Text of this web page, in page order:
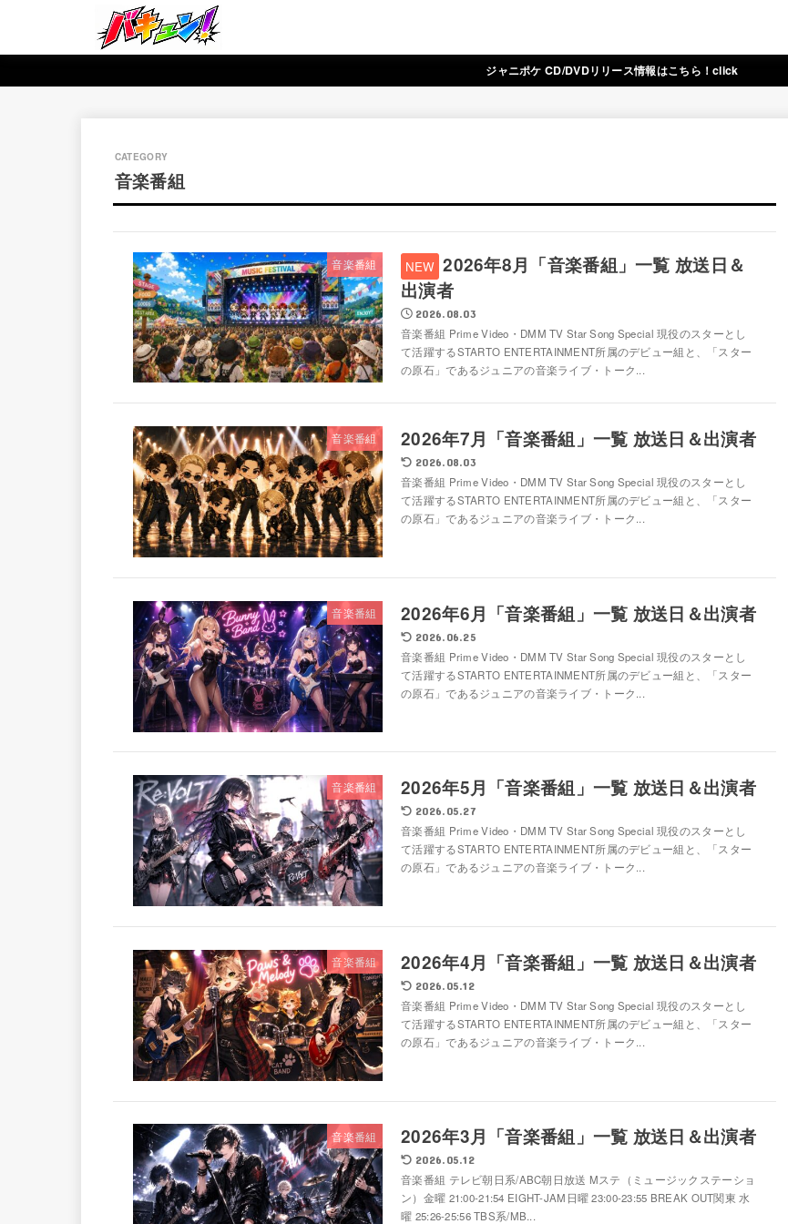
ジャニポケ CD/DVDリリース情報はこちら！click
音楽番組
音楽番組
2026年8月「音楽番組」一覧 放送日＆
出演者
2026.08.03
音楽番組 Prime Video・DMM TV Star Song Special 現役のスターとし
て活躍するSTARTO ENTERTAINMENT所属のデビュー組と、「スター
の原石」であるジュニアの音楽ライブ・トーク...
音楽番組 2026年7月「音楽番組」一覧 放送日＆出演者
2026.08.03
音楽番組 Prime Video・DMM TV Star Song Special 現役のスターとし
て活躍するSTARTO ENTERTAINMENT所属のデビュー組と、「スター
の原石」であるジュニアの音楽ライブ・トーク...
音楽番組 2026年6月「音楽番組」一覧 放送日＆出演者
2026.06.25
音楽番組 Prime Video・DMM TV Star Song Special 現役のスターとし
て活躍するSTARTO ENTERTAINMENT所属のデビュー組と、「スター
の原石」であるジュニアの音楽ライブ・トーク...
音楽番組 2026年5月「音楽番組」一覧 放送日＆出演者
2026.05.27
音楽番組 Prime Video・DMM TV Star Song Special 現役のスターとし
て活躍するSTARTO ENTERTAINMENT所属のデビュー組と、「スター
の原石」であるジュニアの音楽ライブ・トーク...
音楽番組 2026年4月「音楽番組」一覧 放送日＆出演者
2026.05.12
音楽番組 Prime Video・DMM TV Star Song Special 現役のスターとし
て活躍するSTARTO ENTERTAINMENT所属のデビュー組と、「スター
の原石」であるジュニアの音楽ライブ・トーク...
音楽番組 2026年3月「音楽番組」一覧 放送日＆出演者
2026.05.12
音楽番組 テレビ朝日系/ABC朝日放送 Mステ（ミュージックステーショ
ン）金曜 21:00-21:54 EIGHT-JAM日曜 23:00-23:55 BREAK OUT関東 水
曜 25:26-25:56 TBS系/MB...